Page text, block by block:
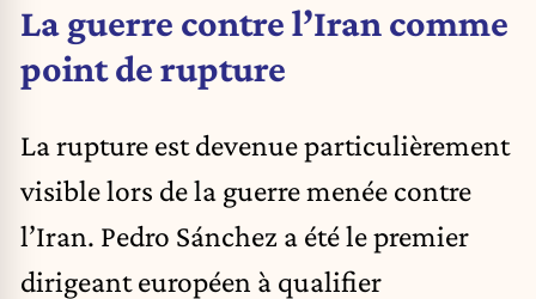
La guerre contre l’Iran comme
point de rupture
La rupture est devenue particulièrement
visible lors de la guerre menée contre
l’Iran. Pedro Sánchez a été le premier
dirigeant européen à qualifier